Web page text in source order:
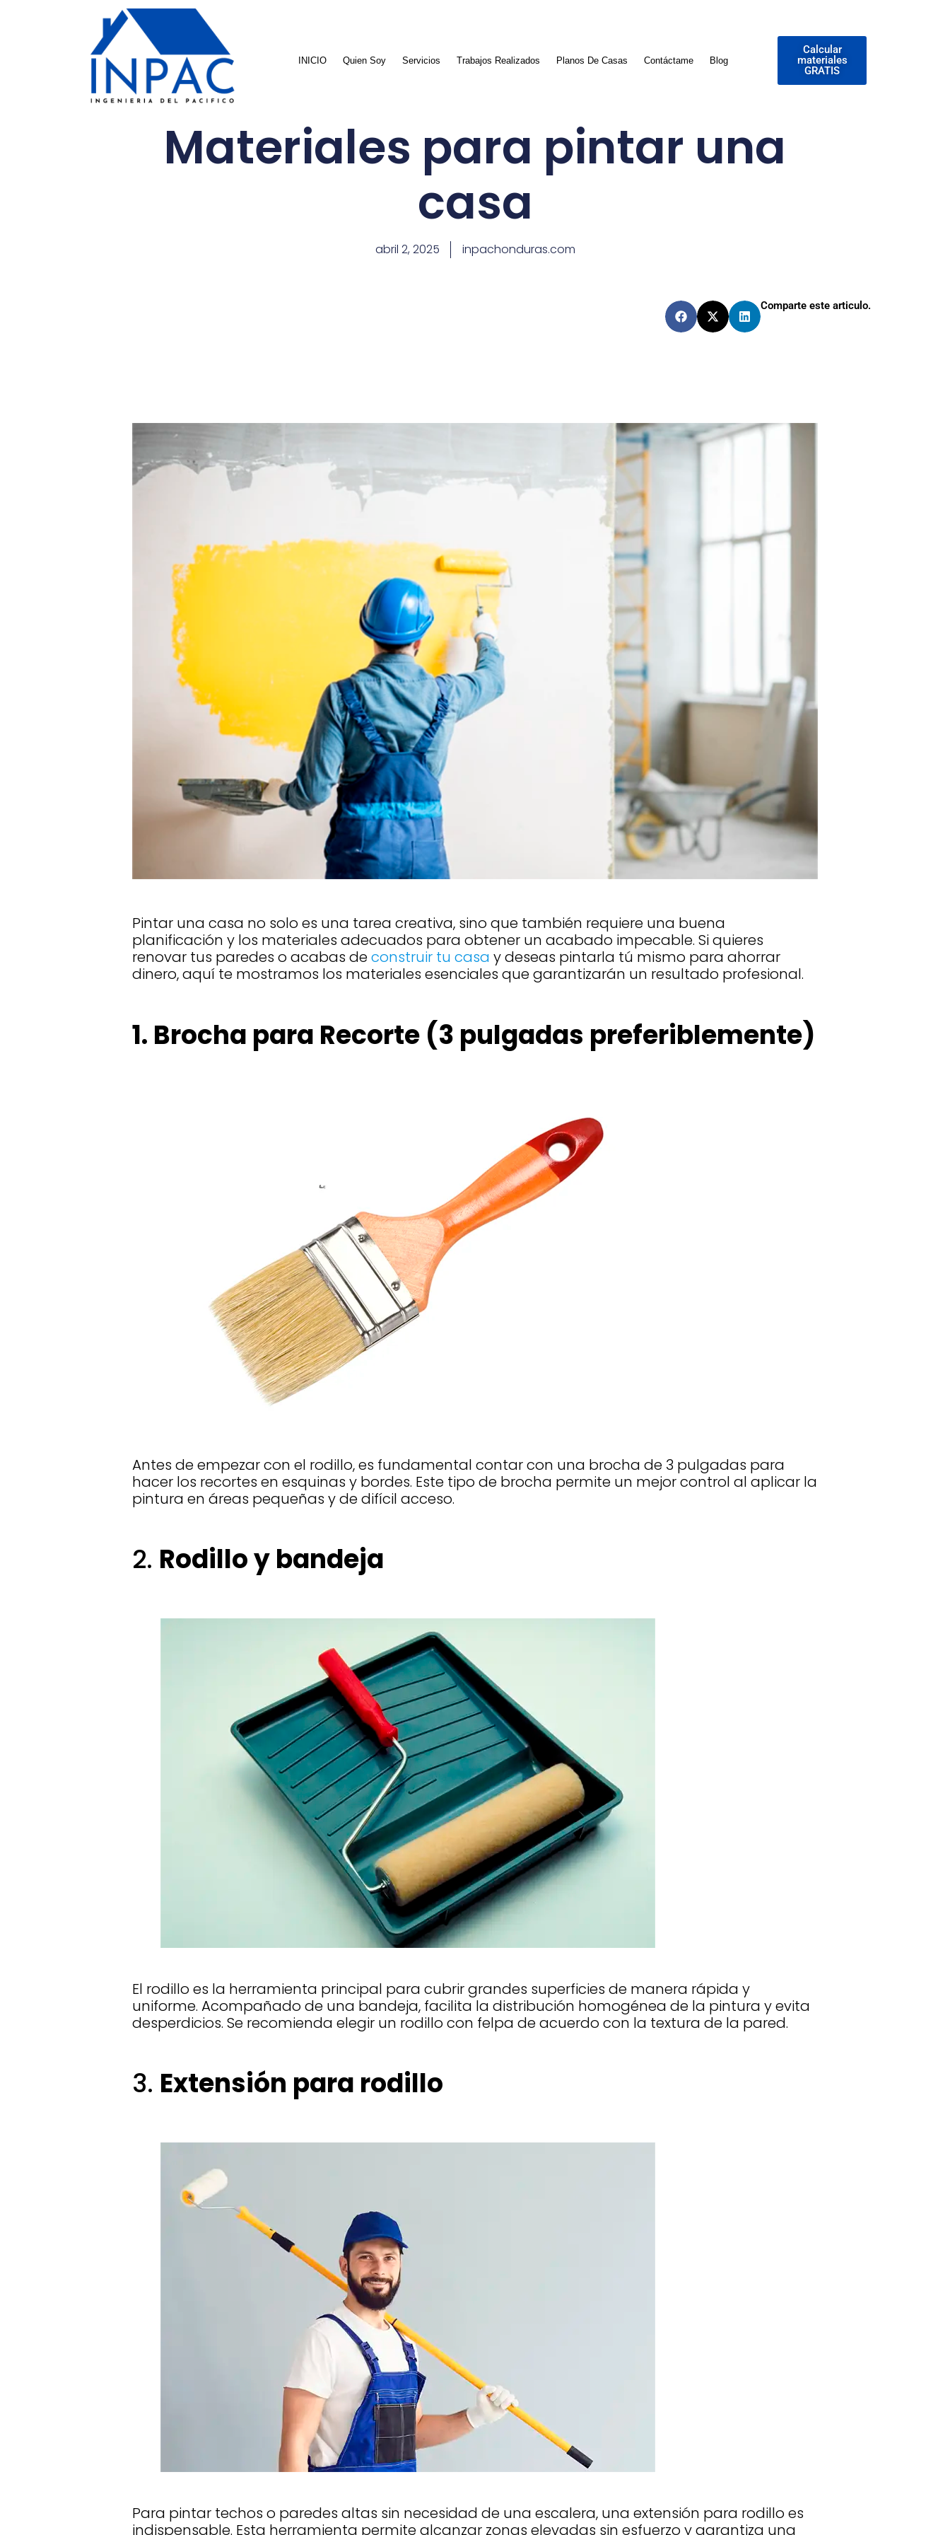
INICIO Quien Soy Servicios Trabajos Realizados Planos De Casas Contáctame Blog
Calcular
materiales
GRATIS
Materiales para pintar una
casa
abril 2, 2025 inpachonduras.com
Comparte este articulo.
Pintar una casa no solo es una tarea creativa, sino que también requiere una buena
planificación y los materiales adecuados para obtener un acabado impecable. Si quieres
renovar tus paredes o acabas deconstruir tu casa y deseas pintarla tú mismo para ahorrar
dinero, aquí te mostramos los materiales esenciales que garantizarán un resultado profesional.
1. Brocha para Recorte (3 pulgadas preferiblemente)
Antes de empezar con el rodillo, es fundamental contar con una brocha de 3 pulgadas para
hacer los recortes en esquinas y bordes. Este tipo de brocha permite un mejor control al aplicar la
pintura en áreas pequeñas y de difícil acceso.
2. Rodillo y bandeja
El rodillo es la herramienta principal para cubrir grandes superficies de manera rápida y
uniforme. Acompañado de una bandeja, facilita la distribución homogénea de la pintura y evita
desperdicios. Se recomienda elegir un rodillo con felpa de acuerdo con la textura de la pared.
3. Extensión para rodillo
Para pintar techos o paredes altas sin necesidad de una escalera, una extensión para rodillo es
indispensable. Esta herramienta permite alcanzar zonas elevadas sin esfuerzo y garantiza una